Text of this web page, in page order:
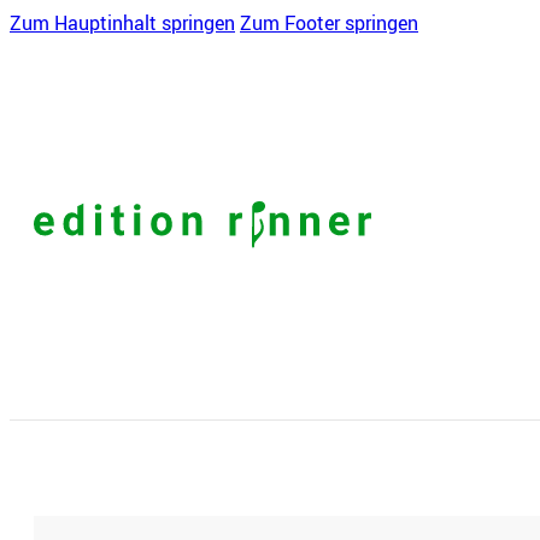
Zum Hauptinhalt springen Zum Footer springen